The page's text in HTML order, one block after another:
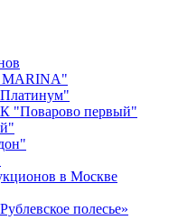
MARINA"
"Поварово первый"
в Москве
полесье»